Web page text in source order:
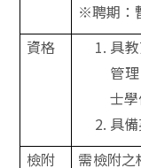
※聘期：
資格
具
管
士
具
檢附
需檢附之